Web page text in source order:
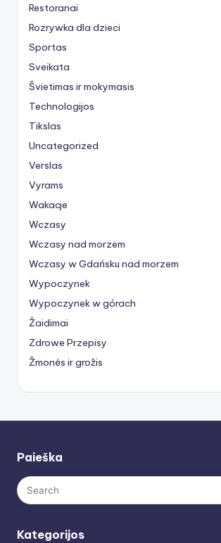
Restoranai
Rozrywka dla dzieci
Sportas
Sveikata
Švietimas ir mokymasis
Technologijos
Tikslas
Uncategorized
Verslas
Vyrams
Wakacje
Wczasy
Wczasy nad morzem
Wczasy w Gdańsku nad morzem
Wypoczynek
Wypoczynek w górach
Žaidimai
Zdrowe Przepisy
Žmonės ir grožis
Paieška
Kategorijos